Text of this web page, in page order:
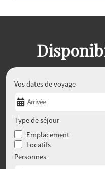
Vos dates de voyage
Type de séjour
Emplacement
Locatifs
Personnes